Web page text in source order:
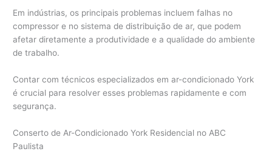
Em indústrias, os principais problemas incluem falhas no
compressor e no sistema de distribuição de ar, que podem
afetar diretamente a produtividade e a qualidade do ambiente
de trabalho.
Contar com técnicos especializados em ar-condicionado York
é crucial para resolver esses problemas rapidamente e com
segurança.
Conserto de Ar-Condicionado York Residencial no ABC
Paulista